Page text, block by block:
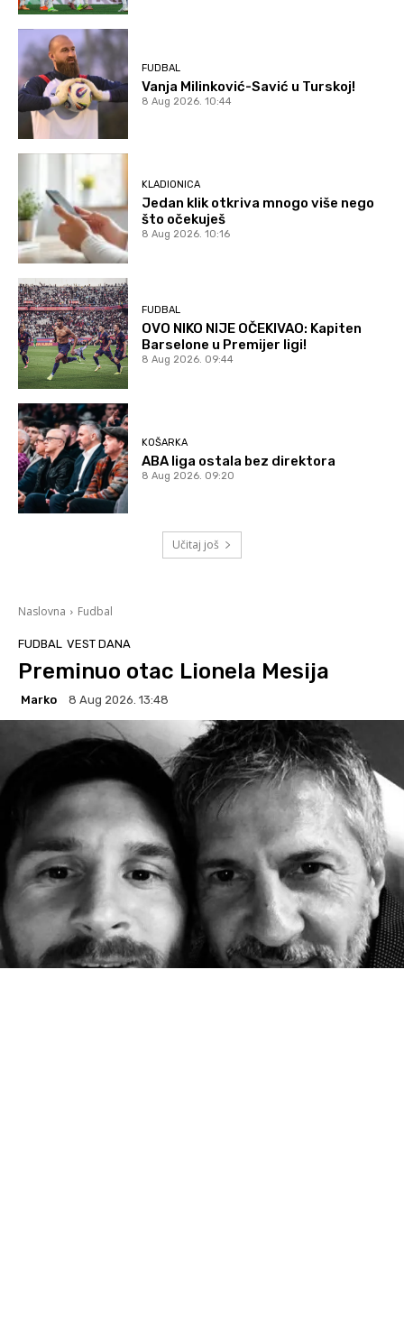
FUDBAL
Vanja Milinković-Savić u Turskoj!
8 Aug 2026. 10:44
KLADIONICA
Jedan klik otkriva mnogo više nego
što očekuješ
8 Aug 2026. 10:16
FUDBAL
OVO NIKO NIJE OČEKIVAO: Kapiten
Barselone u Premijer ligi!
8 Aug 2026. 09:44
KOŠARKA
ABA liga ostala bez direktora
8 Aug 2026. 09:20
Učitaj još